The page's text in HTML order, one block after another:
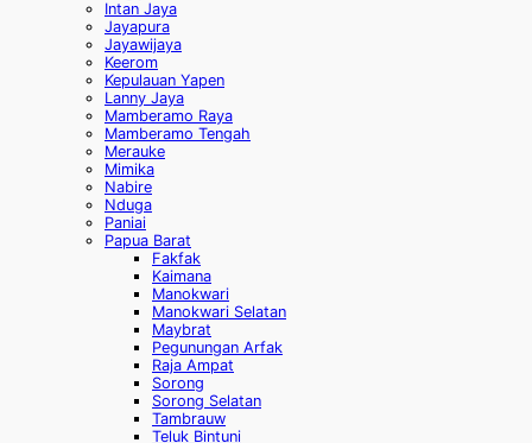
Intan Jaya
Jayapura
Jayawijaya
Keerom
Kepulauan Yapen
Lanny Jaya
Mamberamo Raya
Mamberamo Tengah
Merauke
Mimika
Nabire
Nduga
Paniai
Papua Barat
Fakfak
Kaimana
Manokwari
Manokwari Selatan
Maybrat
Pegunungan Arfak
Raja Ampat
Sorong
Sorong Selatan
Tambrauw
Teluk Bintuni